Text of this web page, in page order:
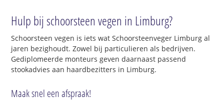
Hulp bij schoorsteen vegen in Limburg?
Schoorsteen vegen is iets wat Schoorsteenveger Limburg al
jaren bezighoudt. Zowel bij particulieren als bedrijven.
Gediplomeerde monteurs geven daarnaast passend
stookadvies aan haardbezitters in Limburg.
Maak snel een afspraak!